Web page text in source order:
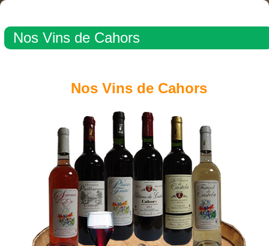
Nos Vins de Cahors
Nos Vins de Cahors